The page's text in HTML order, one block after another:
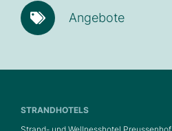
Angebote
STRANDHOTELS